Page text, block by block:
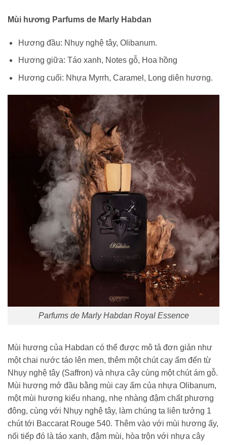
Mùi hương Parfums de Marly Habdan
Hương đầu: Nhụy nghệ tây, Olibanum.
Hương giữa: Táo xanh, Notes gỗ, Hoa hồng
Hương cuối: Nhựa Myrrh, Caramel, Long diên hương.
Parfums de Marly Habdan Royal Essence
Mùi hương của Habdan có thể được mô tả đơn giản như
một chai nước táo lên men, thêm một chút cay ấm đến từ
Nhụy nghệ tây (Saffron) và nhựa cây cùng một chút ám gỗ.
Mùi hương mở đầu bằng mùi cay ấm của nhựa Olibanum,
một mùi hương kiểu nhang, nhẹ nhàng đậm chất phương
đông, cùng với Nhụy nghệ tây, làm chúng ta liên tưởng 1
chút tới Baccarat Rouge 540. Thêm vào với mùi hương ấy,
nối tiếp đó là táo xanh, đậm mùi, hòa trộn với nhựa cây